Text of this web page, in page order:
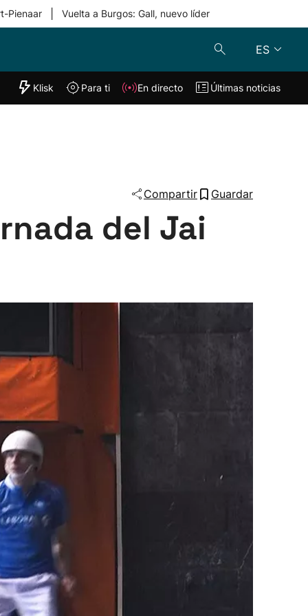
Pienaar Vuelta a Burgos: Gall, nuevo líder
ES
"Helmuga"
Klisk En directo
Klisk Para ti En directo Últimas noticias
Compartir Guardar
del Jai